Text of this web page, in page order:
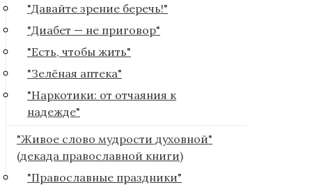
"Давайте зрение беречь!"
"Диабет — не приговор"
"Есть, чтобы жить"
"Зелёная аптека"
"Наркотики: от отчаяния к
надежде"
"Живое слово мудрости духовной"
(декада православной книги)
"Православные праздники"